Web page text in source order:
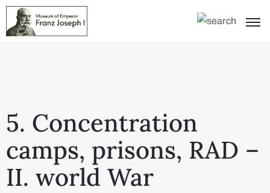
5. Concentration
camps, prisons, RAD –
II. world War